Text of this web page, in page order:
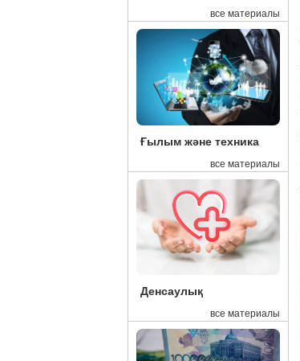
все материалы
Ғылым және техника
все материалы
Денсаулық
все материалы